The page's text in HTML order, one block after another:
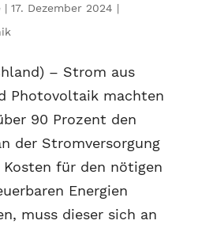
| 17. Dezember 2024 |
– Strom aus
Photovoltaik machten
90 Prozent den
der Stromversorgung
Kosten für den nötigen
Energien
muss dieser sich an